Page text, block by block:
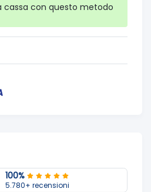
cassa con questo metodo
100%
5.780+ recensioni